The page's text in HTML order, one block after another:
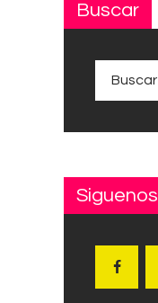
Buscar
Siguenos